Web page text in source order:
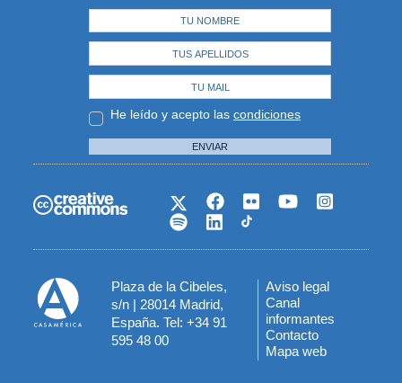
He leído y acepto las condiciones
ENVIAR
Plaza de la Cibeles,
s/n | 28014 Madrid,
España. Tel: +34 91
595 48 00
Menú
del
pie
Aviso legal
Canal
informantes
Contacto
Mapa web